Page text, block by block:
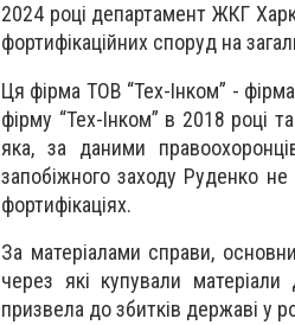
2024 році департамент ЖКГ
фортифікаційних споруд на
Ця фірма ТОВ “Тех-Інком” -
фірму “Тех-Інком” в 2018 році
яка, за даними
запобіжного заходу Руденко
фортифікаціях.
За матеріалами справи,
через які купували
призвела до збитків державі у